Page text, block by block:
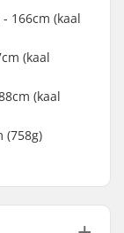
166cm (kaal
(kaal
(kaal
(758g)